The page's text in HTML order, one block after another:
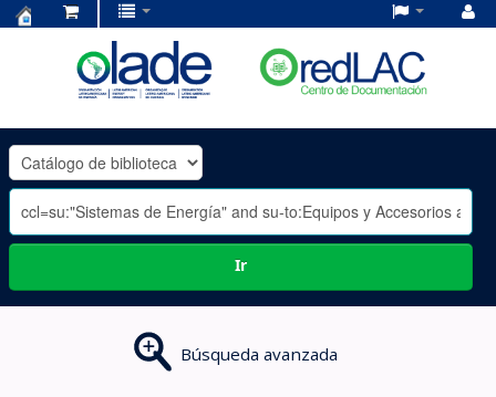
OLADE
-
Ir
Búsqueda avanzada